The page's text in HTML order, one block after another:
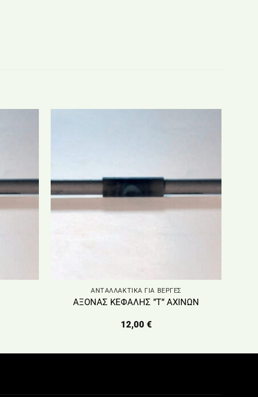
ΑΝΤΑΛΛΑΚΤΙΚΑ ΓΙΑ ΒΕΡΓΕΣ
ΑΞΟΝΑΣ ΚΕΦΑΛΗΣ ”Τ” ΑΧΙΝΩΝ
12,00 €